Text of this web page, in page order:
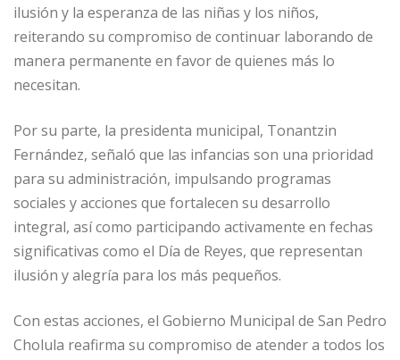
ilusión y la esperanza de las niñas y los niños,
reiterando su compromiso de continuar laborando de
manera permanente en favor de quienes más lo
necesitan.
Por su parte, la presidenta municipal, Tonantzin
Fernández, señaló que las infancias son una prioridad
para su administración, impulsando programas
sociales y acciones que fortalecen su desarrollo
integral, así como participando activamente en fechas
significativas como el Día de Reyes, que representan
ilusión y alegría para los más pequeños.
Con estas acciones, el Gobierno Municipal de San Pedro
Cholula reafirma su compromiso de atender a todos los